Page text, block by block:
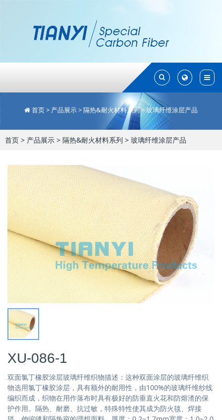
Toggle
Search
Toggle
Search
首页> 产品展示>隔热&耐火材料系列>玻璃纤维涂层产品
首页 > 产品展示 > 隔热&耐火材料系列 > 玻璃纤维涂层产品
XU-086-1
双面氯丁橡胶涂层玻璃纤维织物描述：这种双面涂层的玻璃纤维织
物选用氯丁橡胶涂层，具有额外的耐用性，由100%的玻璃纤维纱线
编织而成，织物在用作落布时具有极好的防垂直火花和防熔渣的保
护作用。隔热、耐磨、抗过敏，特殊特性使其成为防火毯、焊接